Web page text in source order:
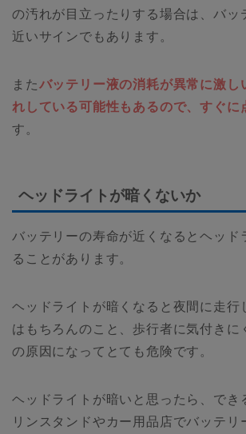
の汚れが目立ったりする場合は、バッ
近いサインでもあります。
またバッテリー液の消耗が異常に激し
れしている可能性もあるので、すぐに
す。
ヘッドライトが暗くないか
バッテリーの寿命が近くなるとヘッド
ることがあります。
ヘッドライトが暗くなると夜間に走行
はもちろんのこと、歩行者に気付きに
の原因になってとても危険です。
ヘッドライトが暗いと思ったら、でき
リンスタンドやカー用品店でバッテリ